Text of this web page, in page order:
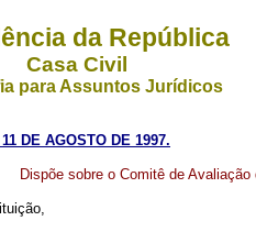
da República
Casa Civil
para Assuntos Jurídicos
DE AGOSTO DE 1997.
Dispõe sobre o Comitê de